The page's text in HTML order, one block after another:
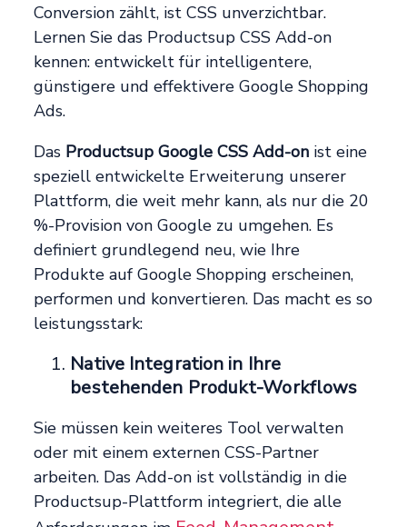
Conversion zählt, ist CSS unverzichtbar.
Lernen Sie das Productsup CSS Add-on
kennen: entwickelt für intelligentere,
günstigere und effektivere Google Shopping
Ads.
Das Productsup Google CSS Add-on ist eine
speziell entwickelte Erweiterung unserer
Plattform, die weit mehr kann, als nur die 20
%-Provision von Google zu umgehen. Es
definiert grundlegend neu, wie Ihre
Produkte auf Google Shopping erscheinen,
performen und konvertieren. Das macht es so
leistungsstark:
Native Integration in Ihre
bestehenden Produkt-Workflows
Sie müssen kein weiteres Tool verwalten
oder mit einem externen CSS-Partner
arbeiten. Das Add-on ist vollständig in die
Productsup-Plattform integriert, die alle